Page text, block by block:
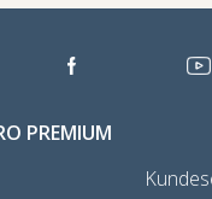
PREMIUM